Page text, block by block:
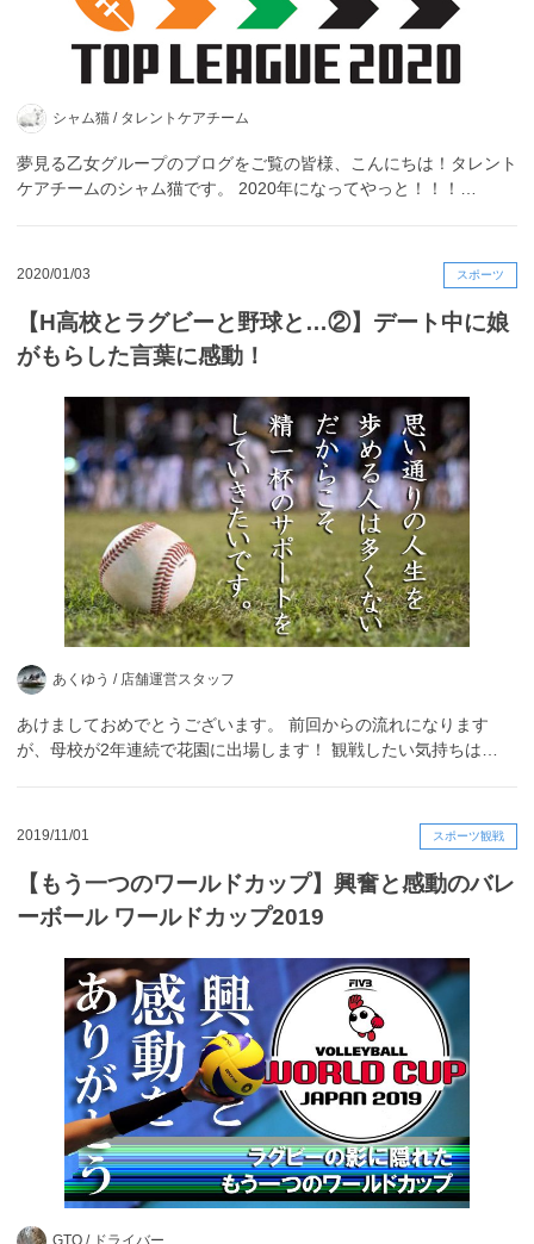
シャム猫 / タレントケアチーム
夢見る乙女グループのブログをご覧の皆様、こんにちは！タレント
ケアチームのシャム猫です。 2020年になってやっと！！！…
2020/01/03 スポーツ
【H高校とラグビーと野球と…②】デート中に娘
がもらした言葉に感動！
あくゆう / 店舗運営スタッフ
あけましておめでとうございます。 前回からの流れになります
が、母校が2年連続で花園に出場します！ 観戦したい気持ちは…
2019/11/01 スポーツ観戦
【もう一つのワールドカップ】興奮と感動のバレ
ーボール ワールドカップ2019
GTO / ドライバー